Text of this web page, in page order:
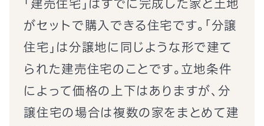
「建売住宅」はすでに完成した家と土地
がセットで購入できる住宅です。「分譲
住宅」は分譲地に同じような形で建て
られた建売住宅のことです。立地条件
によって価格の上下はありますが、分
譲住宅の場合は複数の家をまとめて建